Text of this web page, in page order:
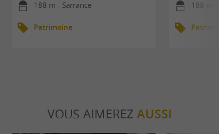
188 m - Sarrance
Patrimoine
188 m -
VOUS AIMEREZ AUSSI